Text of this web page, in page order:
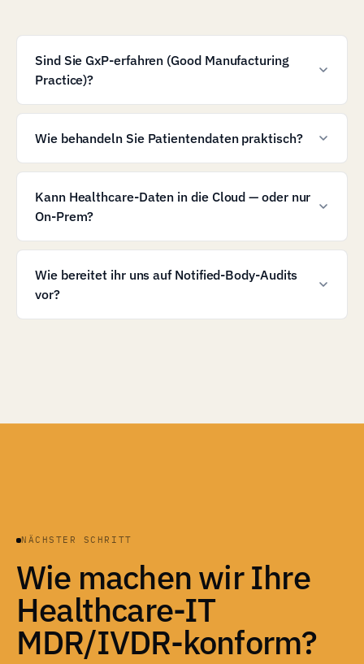
Sind Sie GxP-erfahren (Good Manufacturing
Practice)?
Wie behandeln Sie Patientendaten praktisch?
Kann Healthcare-Daten in die Cloud — oder nur
On-Prem?
Wie bereitet ihr uns auf Notified-Body-Audits
vor?
NÄCHSTER SCHRITT
Wie machen wir Ihre
Healthcare-IT
MDR/IVDR-konform?